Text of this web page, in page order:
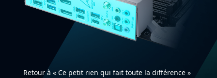
Retour à « Ce petit rien qui fait toute la différence »